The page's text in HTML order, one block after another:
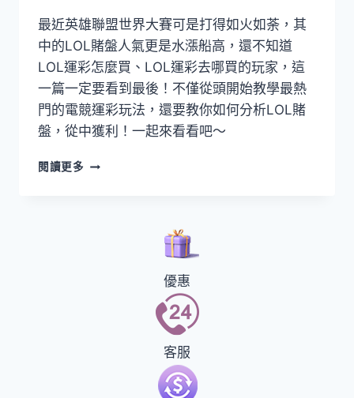
最近英雄聯盟世界大賽可是打得如火如荼，其
中的LOL賭盤人氣更是水漲船高，還不知道
LOL運彩怎麼買、LOL運彩去哪買的玩家，這
一篇一定要看到最後！不僅從頭開始教學最熱
門的電競運彩玩法，還要教你如何分析LOL賭
盤，從中獲利！一起來看看吧～
閱讀更多
優惠
客服